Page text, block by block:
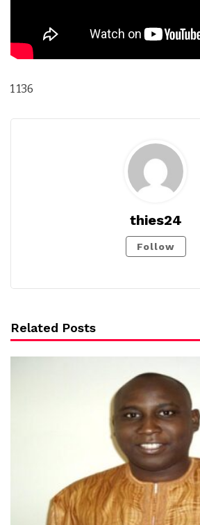
1 136
thies24
Follow
Related Posts